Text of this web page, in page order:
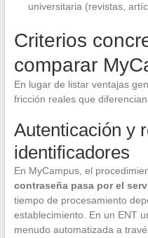
universitaria (revistas,
Criterios
comparar
En lugar de listar ventajas
fricción reales que
Autenticación y
identificadores
En MyCampus, el
contraseña pasa por el
tiempo de procesamiento
establecimiento. En un ENT
menudo automatizada a